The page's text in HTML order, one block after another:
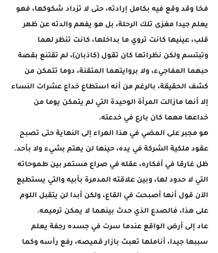
فخا وقد وقع فيه بكامل إرادته، حتى لا تزداد شكوكها، فهو
يعلم جيدا مغزى تلك الرحلة، بل هو يفهم والدته عن ظهر
قلب، عينيها كانت تروي ما بداخلها، كانت تنظر لهما
وتبتسم ولكن نظراتها كان تقول (كاذبان)، لم تقتنع بقصة
حبهما المفاجيء، ولا بروايتهما المتقنة، دوما تتمكن من
كشف الحقيقة، بالرغم من أنه استطاع خداع عشرات النساء
إلا أنها مازالت المرأة الوحيدة التي لم يتمكن يوما من
خداعها مهما كان بارع في خدعته.
هو مجبر على المضي في هذا الهراء إلى النهاية حتى تصبح
عقود ملكية الشركة في يده، حينها لن يهتم بشيء ولا بأحد.
ظل غارقا في أفكاره، عقله في صراع مستمر بين طموحاته
التي لا حدود لها، وبين علاقته المدمرة بأبيه والتي يستطيع
الآن قول أنها أصبحت في القاع، ولكن أبدا لن يتقبل اللوم
على هذا، فالصدع الذي حدث بينهما لا يمكن ترميمه.
عاد إلى أرض الواقع عندما سرت في جسده رجفة يعلم
سببها جيدا، أناملها تعبث بازار قميصه، رفع رأسه وكما